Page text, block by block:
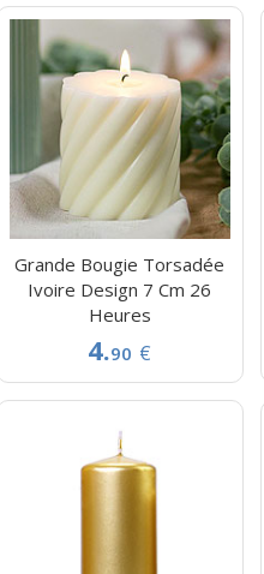
Grande Bougie Torsadée
Ivoire Design 7 Cm 26
Heures
4.90 €